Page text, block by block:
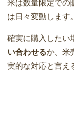
米は数量限定での
は日々変動します。
確実に購入したい
い合わせるか、米
実的な対応と言え